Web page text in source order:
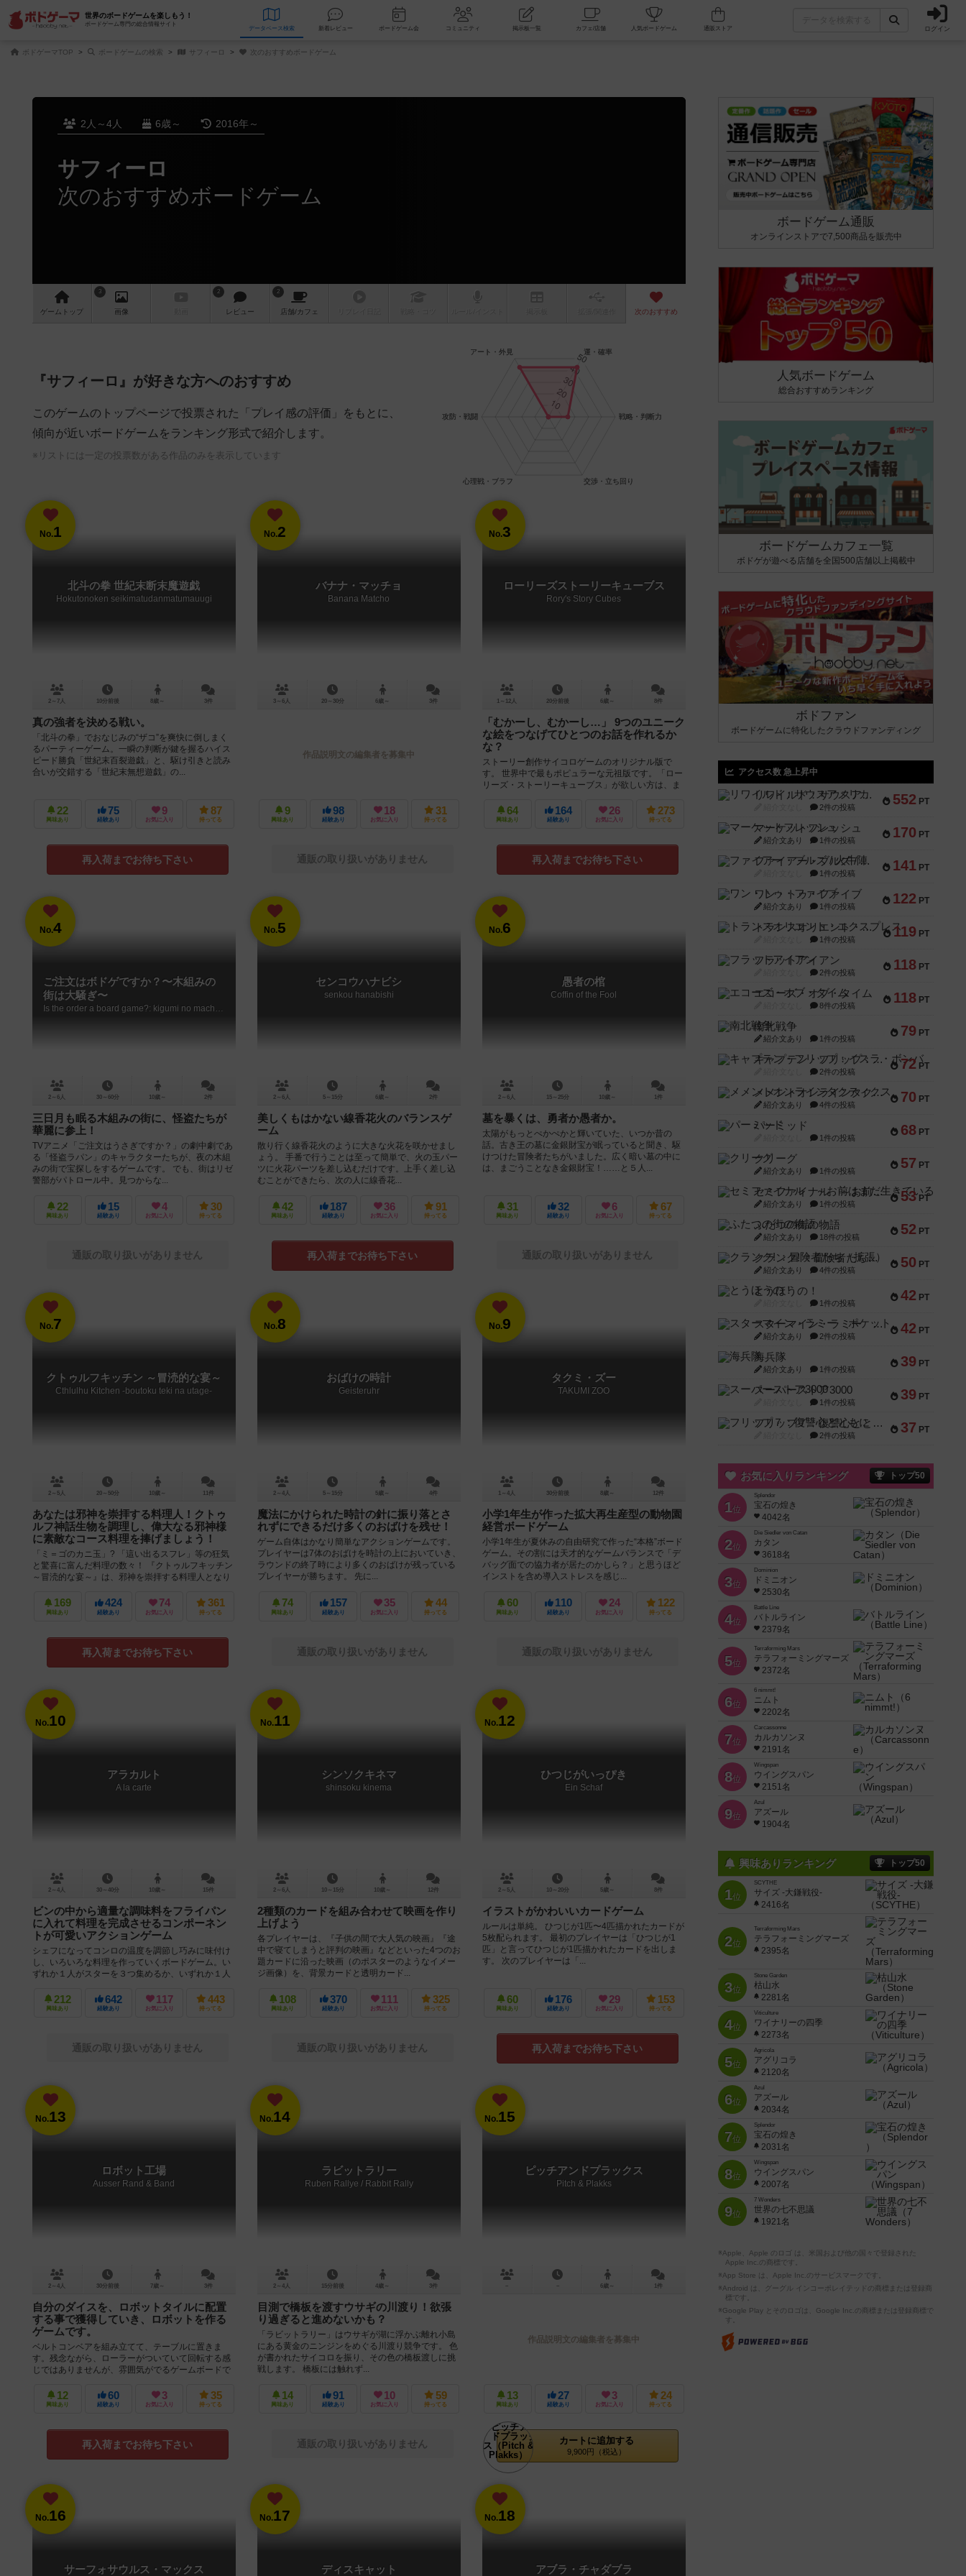
世界のボードゲームを楽しもう！
ボードゲーム専門の総合情報サイト
データベース 検索 新着レビュー ボードゲーム会 コミュニティ 掲示板一覧 カフェ/店舗 人気ボードゲーム ログイン
ボドゲーマTOP ボードゲームの検索 サフィーロ 次のおすすめボードゲーム
2人～4人 6歳～ 2016年～
サフィーロ
次のおすすめボードゲーム
ゲーム トップ
3
画像
2
レビュー
2
店舗/カフェ 次のおすすめ
『サフィーロ』が好きな方へのおすすめ
このゲームのトップページで投票された「プレイ感の評価」をもとに、
傾向が近いボードゲームをランキング形式で紹介します。
※リストには一定の投票数がある作品のみを表示しています
No.1
北斗の拳 世紀末断末魔遊戯
Hokutonoken seikimatudanmatumauugi
2～7人 10分前後 8歳～ 3件
真の強者を決める戦い。
「北斗の拳」でおなじみの“ザコ”を爽快に倒しまく
るパーティーゲーム。一瞬の判断が鍵を握るハイス
ピード勝負「世紀末百裂遊戯」と、駆け引きと読み
合いが交錯する「世紀末無想遊戯」の...
22
興味あり
75
経験あり
9
お気に入り
87
持ってる
再入荷までお待ち下さい
No.2
バナナ・マッチョ
Banana Matcho
3～6人 20～30分 6歳～ 3件
作品説明文の編集者を募集中
9
興味あり
98
経験あり
18
お気に入り
31
持ってる
通販の取り扱いがありません
No.3
ローリーズストーリーキューブス
Rory's Story Cubes
1～12人 20分前後 6歳～ 8件
「むかーし、むかーし…」 9つのユニーク
な絵をつなげてひとつのお話を作れるか
な？
ストーリー創作サイコロゲームのオリジナル版で
す。 世界中で最もポピュラーな元祖版です。「ロー
リーズ・ストーリーキューブス」が欲しい方は、ま
64
興味あり
164
経験あり
26
お気に入り
273
持ってる
再入荷までお待ち下さい
No.4
ご注文はボドゲですか？〜木組みの
街は大騒ぎ〜
Is the order a board game?: kigumi no machi ha osawagi
2～6人 30～60分 10歳～ 2件
三日月も眠る木組みの街に、怪盗たちが
華麗に参上！
TVアニメ「ご注文はうさぎですか？」の劇中劇であ
る「怪盗ラパン」のキャラクターたちが、夜の木組
みの街で宝探しをするゲームです。 でも、街はリゼ
警部がパトロール中。見つからな...
22
興味あり
15
経験あり
4
お気に入り
30
持ってる
通販の取り扱いがありません
No.5
センコウハナビシ
senkou hanabishi
2～6人 5～15分 6歳～ 2件
美しくもはかない線香花火のバランスゲ
ーム
散り行く線香花火のように大きな火花を咲かせまし
ょう。 手番で行うことは至って簡単で、火の玉パー
ツに火花パーツを差し込むだけです。上手く差し込
むことができたら、次の人に線香花...
42
興味あり
187
経験あり
36
お気に入り
91
持ってる
再入荷までお待ち下さい
No.6
愚者の棺
Coffin of the Fool
2～6人 15～25分 10歳～ 1件
墓を暴くは、勇者か愚者か。
太陽がもっとぺかぺかと輝いていた、いつか昔の
話。古き王の墓に金銀財宝が眠っていると聞き、駆
けつけた冒険者たちがいました。広く暗い墓の中に
は、まごうことなき金銀財宝！……と５人...
31
興味あり
32
経験あり
6
お気に入り
67
持ってる
通販の取り扱いがありません
No.7
クトゥルフキッチン ～冒涜的な宴～
Cthlulhu Kitchen -boutoku teki na utage-
2～5人 20～50分 10歳～ 11件
あなたは邪神を崇拝する料理人！クトゥ
ルフ神話生物を調理し、偉大なる邪神様
に素敵なコース料理を捧げましょう！
「ミ＝ゴのカニ玉」? 「這い出るスフレ」等の狂気
と驚喜に富んだ料理の数々！ 『クトゥルフキッチン
～冒涜的な宴～』は、邪神を崇拝する料理人となり
169
興味あり
424
経験あり
74
お気に入り
361
持ってる
再入荷までお待ち下さい
No.8
おばけの時計
Geisteruhr
2～4人 5～15分 5歳～ 4件
魔法にかけられた時計の針に振り落とさ
れずにできるだけ多くのおばけを残せ！
ゲーム自体はかなり簡単なアクションゲームです。
プレイヤーは7体のおばけを時計の上においていき、
ラウンドの終了時により多くのおばけが残っている
プレイヤーが勝ちます。 先に...
74
興味あり
157
経験あり
35
お気に入り
44
持ってる
通販の取り扱いがありません
No.9
タクミ・ズー
TAKUMI ZOO
1～4人 30分前後 8歳～ 12件
小学1年生が作った拡大再生産型の動物園
経営ボードゲーム
小学1年生が夏休みの自由研究で作った“本格”ボード
ゲーム。その割には天才的なゲームバランスで「デ
バッグ面での協力者が居たのかしら？」と思うほど
インストを含め導入ストレスを感じ...
60
興味あり
110
経験あり
24
お気に入り
122
持ってる
通販の取り扱いがありません
No.10
アラカルト
A la carte
2～4人 30～40分 10歳～ 15件
ビンの中から適量な調味料をフライパン
に入れて料理を完成させるコンポーネン
トが可愛いアクションゲーム
シェフになってコンロの温度を調節し巧みに味付け
し、いろいろな料理を作っていくボードゲーム。い
ずれか１人がスターを３つ集めるか、いずれか１人
212
興味あり
642
経験あり
117
お気に入り
443
持ってる
通販の取り扱いがありません
No.11
シンソクキネマ
shinsoku kinema
2～6人 10～15分 10歳～ 12件
2種類のカードを組み合わせて映画を作り
上げよう
各プレイヤーは、『子供の間で大人気の映画』『途
中で寝てしまうと評判の映画』などといった4つのお
題カードに沿った映画（のポスターのようなイメー
ジ画像）を、背景カードと透明カード...
108
興味あり
370
経験あり
111
お気に入り
325
持ってる
通販の取り扱いがありません
No.12
ひつじがいっぴき
Ein Schaf
2～5人 10～20分 5歳～ 8件
イラストがかわいいカードゲーム
ルールは単純。 ひつじが1匹〜4匹描かれたカードが
5枚配られます。 最初のプレイヤーは「ひつじが1
匹」と言ってひつじが1匹描かれたカードを出しま
す。 次のプレイヤーは「...
60
興味あり
176
経験あり
29
お気に入り
153
持ってる
再入荷までお待ち下さい
No.13
ロボット工場
Ausser Rand & Band
2～4人 30分前後 7歳～ 3件
自分のダイスを、ロボットタイルに配置
する事で獲得していき、ロボットを作る
ゲームです。
ベルトコンベアを組み立てて、テーブルに置きま
す。残念ながら、ローラーがついていて回転する感
じではありませんが、雰囲気がでるゲームボードで
12
興味あり
60
経験あり
3
お気に入り
35
持ってる
再入荷までお待ち下さい
No.14
ラビットラリー
Ruben Rallye / Rabbit Rally
2～4人 15分前後 4歳～ 3件
目測で橋板を渡すウサギの川渡り！欲張
り過ぎると進めないかも？
「ラビットラリー」はウサギが湖に浮かぶ離れ小島
にある黄金のニンジンをめぐる川渡り競争です。 色
が書かれたサイコロを振り、その色の橋板渡しに挑
戦します。 橋板には触れず...
14
興味あり
91
経験あり
10
お気に入り
59
持ってる
通販の取り扱いがありません
No.15
ピッチアンドプラックス
Pitch & Plakks
－ － 6歳～ 1件
作品説明文の編集者を募集中
13
興味あり
27
経験あり
3
お気に入り
24
持ってる
カートに追加する
9,900円（税込）
No.16
サーフォサウルス・マックス
No.17
ディスキャット
No.18
アブラ・チャダブラ
ボードゲーム通販
オンラインストアで7,500商品を販売中
人気ボードゲーム
総合おすすめランキング
ボードゲームカフェ一覧
ボドゲが遊べる店舗を全国500店舗以上掲載中
ボドファン
ボードゲームに特化したクラウドファンディング
アクセス数 急上昇中
552 PT
リワイルド：サウスアメリカ
2件の投稿
170 PT
マーケットフレッシュ
紹介文あり 1件の投稿
141 PT
ファイアー・ブルズ / 火牛陣
1件の投稿
122 PT
ワン・トゥ・ファイブ
紹介文あり 1件の投稿
119 PT
トランスオリエント・エクスプレス
1件の投稿
118 PT
フラットアイアン
2件の投稿
118 PT
エコーズ・オブ・タイム
8件の投稿
79 PT
南北戦争
紹介文あり 1件の投稿
72 PT
キャプテン・フリップ：イスラ・ボンバ
2件の投稿
70 PT
メメントオンラインタクティクス
紹介文あり 4件の投稿
68 PT
パーミッド
1件の投稿
57 PT
クリーグ
紹介文あり 1件の投稿
53 PT
セミファイナル ～お前はまだ生きている～
紹介文あり 1件の投稿
52 PT
ふたつの街の物語
紹介文あり 18件の投稿
50 PT
クランク! ：冒険者たち（拡張）
紹介文あり 4件の投稿
42 PT
とうほうの！
1件の投稿
42 PT
スターマイン・ラミー ポケット
紹介文あり 2件の投稿
39 PT
海兵隊
紹介文あり 1件の投稿
39 PT
スーパーストア3000
1件の投稿
37 PT
フリップ７：復讐心とともに
2件の投稿
お気に入りランキング トップ50
1位
Splendor
宝石の煌き
4042名
2位
Die Siedler von Catan
カタン
3618名
3位
Dominion
ドミニオン
2530名
4位
Battle Line
バトルライン
2379名
5位
Terraforming Mars
テラフォーミングマーズ
2372名
6位
6 nimmt!
ニムト
2202名
7位
Carcassonne
カルカソンヌ
2191名
8位
Wingspan
ウイングスパン
2151名
9位
Azul
アズール
1904名
興味ありランキング トップ50
1位
SCYTHE
サイズ -大鎌戦役-
2416名
2位
Terraforming Mars
テラフォーミングマーズ
2395名
3位
Stone Garden
枯山水
2281名
4位
Viticulture
ワイナリーの四季
2273名
5位
Agricola
アグリコラ
2120名
6位
Azul
アズール
2034名
7位
Splendor
宝石の煌き
2031名
8位
Wingspan
ウイングスパン
2007名
9位
7 Wonders
世界の七不思議
1921名
※Apple、Apple のロゴ は、米国および他の国々で登録された
Apple Inc.の商標です。
※App Store は、Apple Inc.のサービスマークです。
※Android は、グーグル インコーポレイテッドの商標または登録商
標です。
※Google Play とそのロゴは、Google Inc.の商標または登録商標で
す。